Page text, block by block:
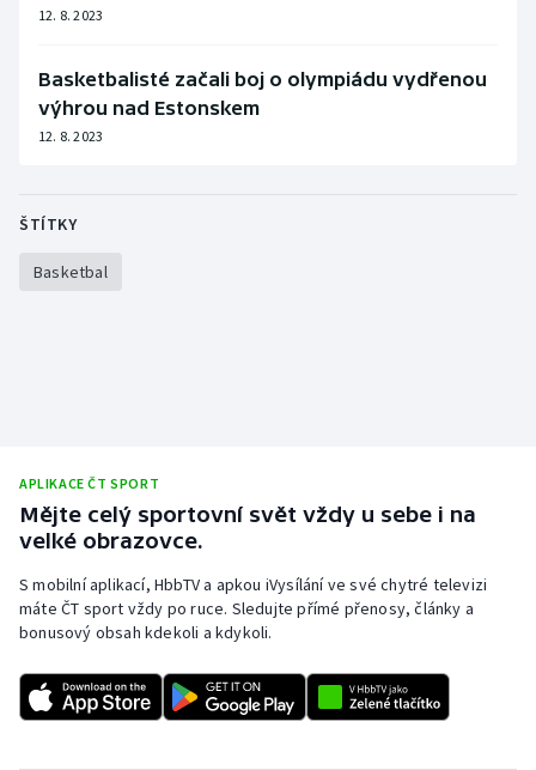
12. 8. 2023
Basketbalisté začali boj o olympiádu vydřenou
výhrou nad Estonskem
12. 8. 2023
ŠTÍTKY
Basketbal
APLIKACE ČT SPORT
Mějte celý sportovní svět vždy u sebe i na
velké obrazovce.
S mobilní aplikací, HbbTV a apkou iVysílání ve své chytré televizi
máte ČT sport vždy po ruce. Sledujte přímé přenosy, články a
bonusový obsah kdekoli a kdykoli.